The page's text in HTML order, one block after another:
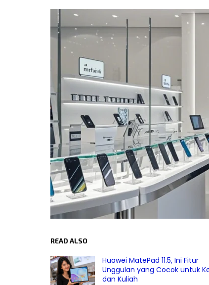
READ ALSO
Huawei MatePad 11.5, Ini Fitur
Unggulan yang Cocok untuk
dan Kuliah